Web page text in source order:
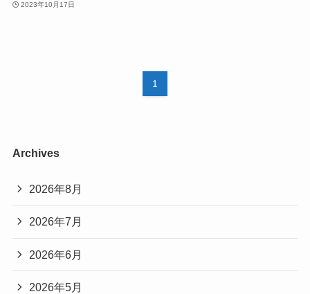
2023年10月17日
1
Archives
2026年8月
2026年7月
2026年6月
2026年5月